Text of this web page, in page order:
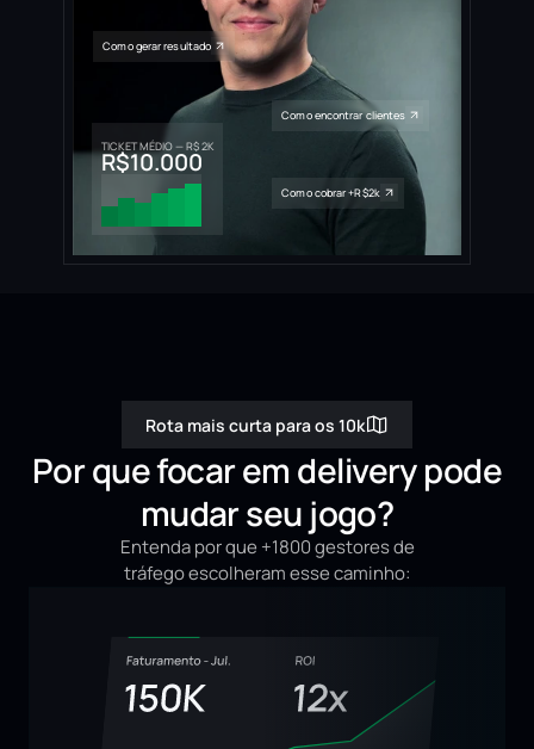
R$10.000
TICKET MÉDIO — R$ 2K
Como gerar resultado
Como cobrar +R$2k
Como encontrar clientes
Rota mais curta para os 10k
Por que focar em delivery pode
mudar seu jogo?
Entenda por que +1800 gestores de
tráfego escolheram esse caminho: